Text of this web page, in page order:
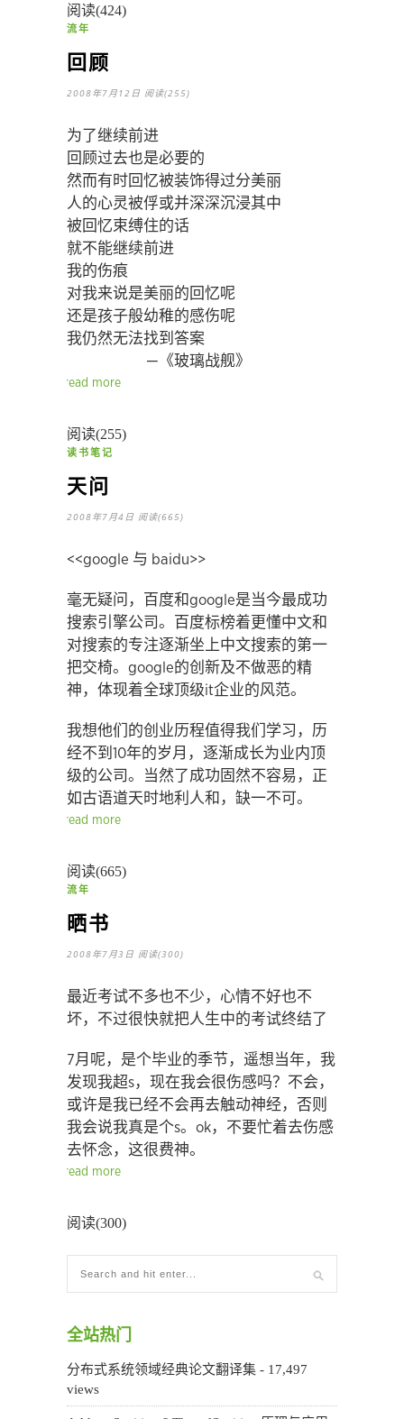
阅读(424)
流年
回顾
2008年7月12日 阅读(255)
为了继续前进
回顾过去也是必要的
然而有时回忆被装饰得过分美丽
人的心灵被俘或并深深沉浸其中
被回忆束缚住的话
就不能继续前进
我的伤痕
对我来说是美丽的回忆呢
还是孩子般幼稚的感伤呢
我仍然无法找到答案
—《玻璃战舰》
read more
阅读(255)
读书笔记
天问
2008年7月4日 阅读(665)
<<google 与 baidu>>
毫无疑问，百度和google是当今最成功
搜索引擎公司。百度标榜着更懂中文和
对搜索的专注逐渐坐上中文搜索的第一
把交椅。google的创新及不做恶的精
神，体现着全球顶级it企业的风范。
我想他们的创业历程值得我们学习，历
经不到10年的岁月，逐渐成长为业内顶
级的公司。当然了成功固然不容易，正
如古语道天时地利人和，缺一不可。
read more
阅读(665)
流年
晒书
2008年7月3日 阅读(300)
最近考试不多也不少，心情不好也不
坏，不过很快就把人生中的考试终结了
7月呢，是个毕业的季节，遥想当年，我
发现我超s，现在我会很伤感吗？不会，
或许是我已经不会再去触动神经，否则
我会说我真是个s。ok，不要忙着去伤感
去怀念，这很费神。
read more
阅读(300)
全站热门
分布式系统领域经典论文翻译集 - 17,497
views